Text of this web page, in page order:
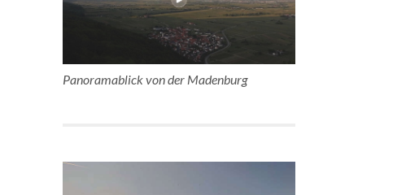
Panoramablick von der Madenburg